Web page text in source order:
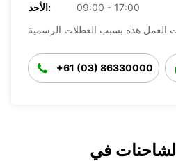
الأحد:
09:00 - 17:00
+61 (03) 86330000
في